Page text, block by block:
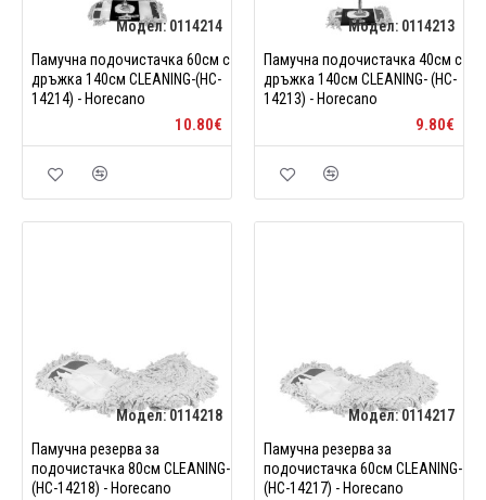
Модел: 0114214
Памучна подочистачка 60см с
дръжка 140см CLEANING-(HC-
14214) - Horecano
10.80€
Модел: 0114213
Памучна подочистачка 40см с
дръжка 140см CLEANING- (HC-
14213) - Horecano
9.80€
Модел:0114218
Памучна резерва за
подочистачка 80см CLEANING-
(HC-14218) - Horecano
Модел:0114217
Памучна резерва за
подочистачка 60см CLEANING-
(HC-14217) - Horecano